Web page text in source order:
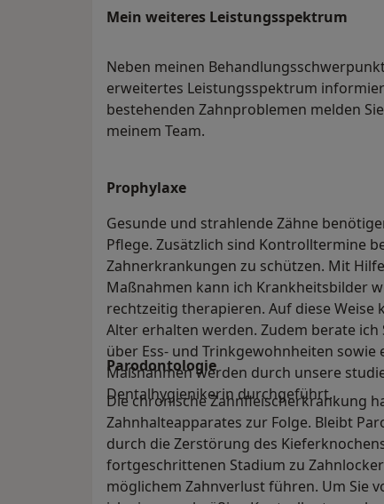
Mein weiteres Leistungs­spektrum
Neben meinen
erweitertes Leistungsspektrum
bestehenden Zahnproblemen melden
meinem Team.
Prophylaxe
Gesunde und strahlende Zähne
Pflege. Zusätzlich sind Kontrolltermine
Zahnerkrankungen zu schützen. Mit
Maßnahmen kann ich Krankheitsbilder
rechtzeitig therapieren. Auf diese
Alter erhalten werden. Zudem berate
über Ess- und Trinkgewohnheiten
Maßnahmen werden durch unsere
Dentalhygienikerin durchgeführt.
Parodontologie
Die chronische Zahnfleischerkrankung
Zahnhalteapparates zur Folge. Bleibt
durch die Zerstörung des
fortgeschrittenen Stadium zu
möglichem Zahnverlust führen. Um Sie